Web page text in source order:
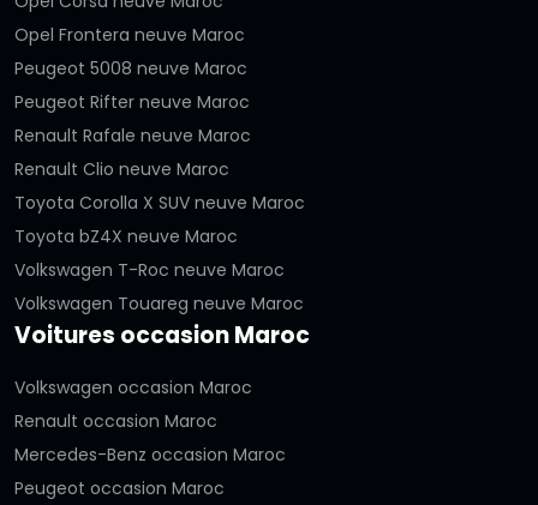
Opel Frontera neuve Maroc
Peugeot 5008 neuve Maroc
Peugeot Rifter neuve Maroc
Renault Rafale neuve Maroc
Renault Clio neuve Maroc
Toyota Corolla X SUV neuve Maroc
Toyota bZ4X neuve Maroc
Volkswagen T-Roc neuve Maroc
Volkswagen Touareg neuve Maroc
Voitures occasion Maroc
Volkswagen occasion Maroc
Renault occasion Maroc
Mercedes-Benz occasion Maroc
Peugeot occasion Maroc